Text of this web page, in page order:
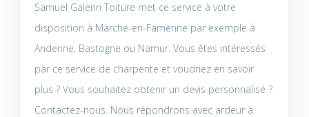
Samuel Galerin Toiture met ce service à votre
disposition à Marche-en-Famenne par exemple à
Andenne, Bastogne ou Namur. Vous êtes intéressés
par ce service de charpente et voudriez en savoir
plus ? Vous souhaitez obtenir un devis personnalisé ?
Contactez-nous. Nous répondrons avec ardeur à